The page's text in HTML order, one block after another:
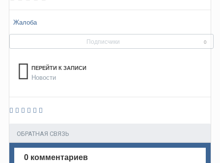
Жалоба
Подписчики 0
ПЕРЕЙТИ К ЗАПИСИ
Новости
ОБРАТНАЯ СВЯЗЬ
0 комментариев